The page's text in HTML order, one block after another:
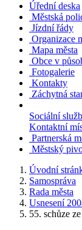
Úřední deska
Městská
Jízdní řády
Organizace
Mapa města
Obce v
Fotogalerie
Kontakty
Záchytná
Sociální
Kontaktní
Partnerská
Městský
Úvodní
Samospráva
Rada města
Usnesení
55. schůze